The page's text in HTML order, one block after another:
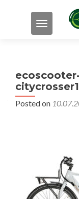
TOGGLE
citycrosser1
Posted on